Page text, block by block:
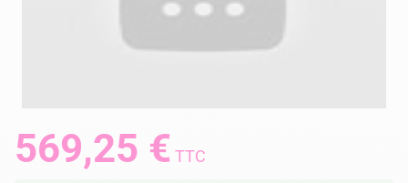
569,25 € TTC